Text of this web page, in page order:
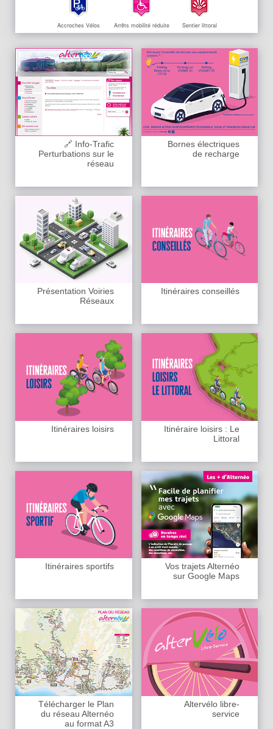
Accroches Vélos Arrêts mobilité réduite Sentier littoral
🔗 Info-Trafic
Perturbations sur le
réseau
Bornes électriques
de recharge
Présentation Voiries
Réseaux
Itinéraires conseillés
Itinéraires loisirs
Itinéraire loisirs : Le
Littoral
Itinéraires sportifs
Vos trajets Alternéo
sur Google Maps
Télécharger le Plan
du réseau Alternéo
au format A3
Altervélo libre-
service